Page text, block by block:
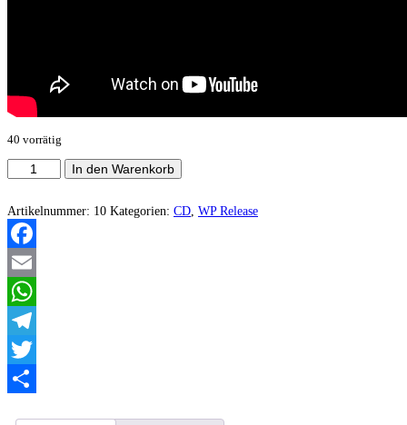
40 vorrätig
Vulfehrie
-
Devouring
Fire
Of
Mortality
Menge
In den Warenkorb
Artikelnummer: 10 Kategorien: CD, WP Release
Facebook
Email
WhatsApp
Telegram
Twitter